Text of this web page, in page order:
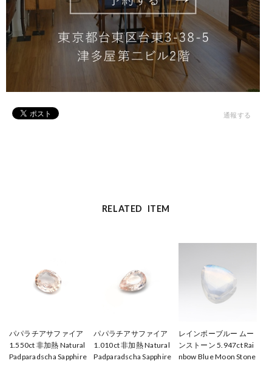
通報する
RELATED ITEM
パパラチアサファイア
1.550ct 非加熱 Natural
Padparadscha Sapphire
パパラチアサファイア
1.010ct 非加熱 Natural
Padparadscha Sapphire
レインボーブルー ムー
ンストーン 5.947ct Rai
nbow Blue Moon Stone